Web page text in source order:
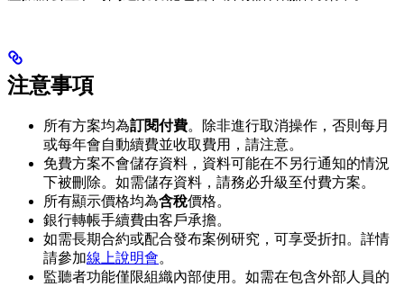
注意事項
所有方案均為訂閱付費。除非進行取消操作，否則每月
或每年會自動續費並收取費用，請注意。
免費方案不會儲存資料，資料可能在不另行通知的情況
下被刪除。如需儲存資料，請務必升級至付費方案。
所有顯示價格均為含稅價格。
銀行轉帳手續費由客戶承擔。
如需長期合約或配合發布案例研究，可享受折扣。詳情
請參加線上說明會。
監聽者功能僅限組織內部使用。如需在包含外部人員的